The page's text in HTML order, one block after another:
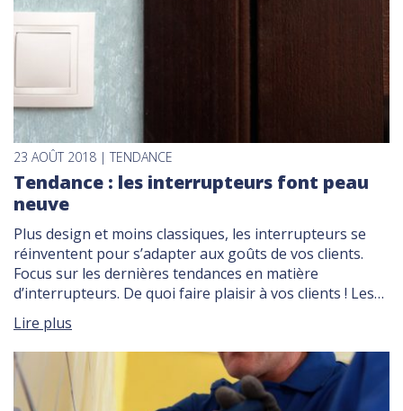
23 AOÛT 2018 | TENDANCE
Tendance : les interrupteurs font peau
neuve
Plus design et moins classiques, les interrupteurs se
réinventent pour s’adapter aux goûts de vos clients.
Focus sur les dernières tendances en matière
d’interrupteurs. De quoi faire plaisir à vos clients ! Les
interrupteurs : de nouveaux éléments de décoration
Alors qu’on cherchait plutôt à les dissimuler, les
interrupteurs se révèlent aujourd’hui au grand jour, […]
Lire plus